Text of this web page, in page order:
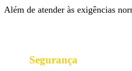
Além de atender às exigências
Segurança